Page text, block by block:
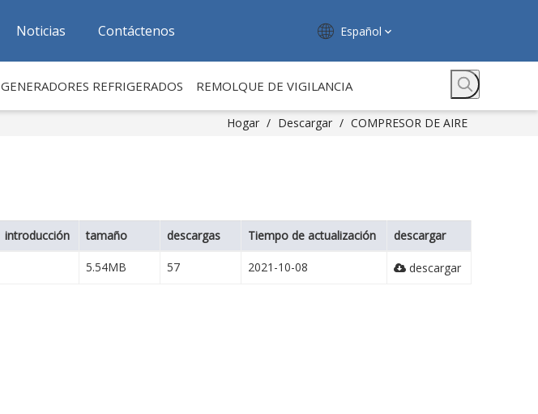
Noticias Contáctenos Español
GENERADORES REFRIGERADOS REMOLQUE DE VIGILANCIA
Hogar / Descargar / COMPRESOR DE AIRE
introducción tamaño descargas Tiempo de actualización descargar
5.54MB 57 2021-10-08 descargar